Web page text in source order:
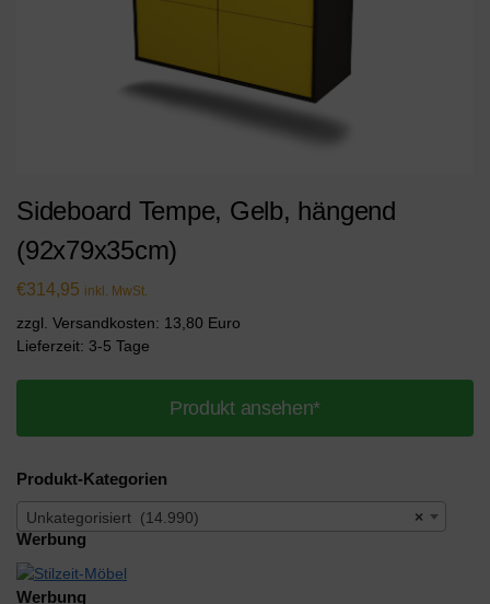
Sideboard Tempe, Gelb, hängend
(92x79x35cm)
€314,95 inkl. MwSt.
zzgl. Versandkosten: 13,80 Euro
Lieferzeit: 3-5 Tage
Produkt ansehen*
Produkt-Kategorien
×
Unkategorisiert (14.990)
Werbung
Werbung